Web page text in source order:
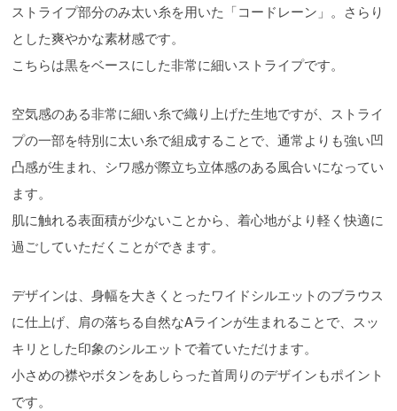
ストライプ部分のみ太い糸を用いた「コードレーン」。さらり
とした爽やかな素材感です。
こちらは黒をベースにした非常に細いストライプです。
空気感のある非常に細い糸で織り上げた生地ですが、ストライ
プの一部を特別に太い糸で組成することで、通常よりも強い凹
凸感が生まれ、シワ感が際立ち立体感のある風合いになってい
ます。
肌に触れる表面積が少ないことから、着心地がより軽く快適に
過ごしていただくことができます。
デザインは、身幅を大きくとったワイドシルエットのブラウス
に仕上げ、肩の落ちる自然なAラインが生まれることで、スッ
キリとした印象のシルエットで着ていただけます。
小さめの襟やボタンをあしらった首周りのデザインもポイント
です。